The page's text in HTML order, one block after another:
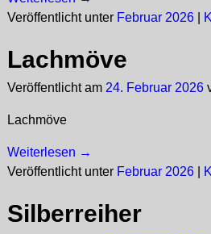
Veröffentlicht unter Februar 2026|
Lachmöve
Veröffentlicht am 24. Februar 2026
Lachmöve
Weiterlesen →
Veröffentlicht unter Februar 2026|
Silberreiher